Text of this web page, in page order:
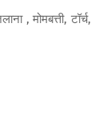
, मोमबत्ती, टॉर्च,